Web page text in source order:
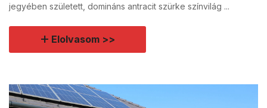
jegyében született, domináns antracit szürke színvilág ...
Elolvasom >>